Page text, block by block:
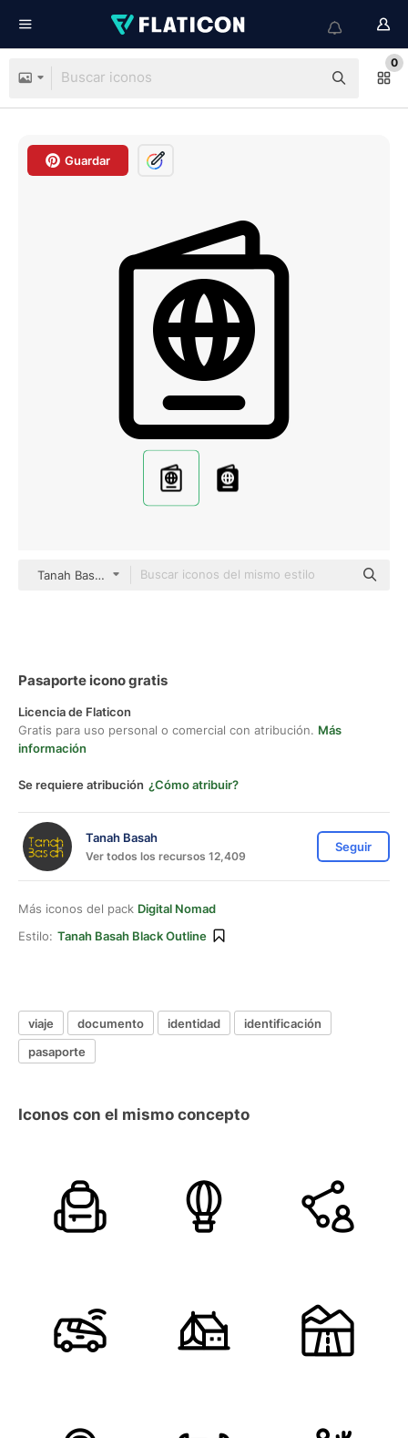
0
Guardar
Tanah Basah black outline
Pasaporte icono gratis
Licencia de Flaticon
Gratis para uso personal o comercial con atribución. Más
información
Se requiere atribución ¿Cómo atribuir?
Tanah Basah
Ver todos los recursos 12,409
Seguir
Más iconos del pack Digital Nomad
Estilo: Tanah Basah Black Outline
viaje documento identidad
identificación
pasaporte
Iconos con el mismo concepto